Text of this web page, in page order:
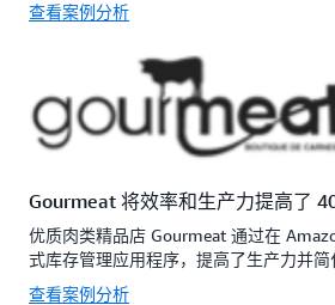
查看案例分析
Gourmeat 将效率和生产力提高了
优质肉类精品店 Gourmeat 通过在
式库存管理应用程序，提高了生产力并简
查看案例分析